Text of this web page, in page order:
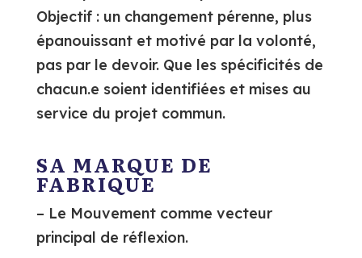
Objectif : un changement pérenne, plus
épanouissant et motivé par la volonté,
pas par le devoir. Que les spécificités de
chacun.e soient identifiées et mises au
service du projet commun.
SA MARQUE DE
FABRIQUE
– Le Mouvement comme vecteur
principal de réflexion.